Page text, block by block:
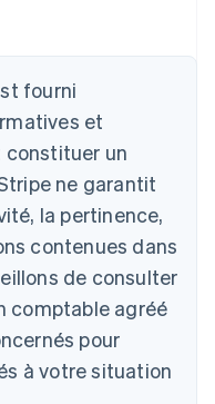
fourni
et
constituer un
ne garantit
la pertinence,
contenues dans
de consulter
comptable agréé
pour
à votre situation